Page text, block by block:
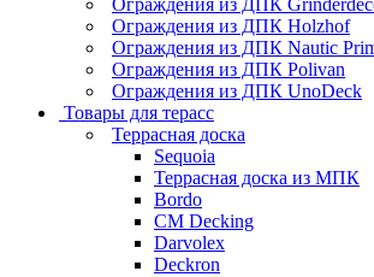
Ограждения из ДПК
Ограждения из ДПК Holzhof
Ограждения из ДПК Nautic
Ограждения из ДПК Polivan
Ограждения из ДПК UnoDeck
Товары для терасс
Террасная доска
Sequoia
Террасная доска из МПК
Bordo
CM Decking
Darvolex
Deckron